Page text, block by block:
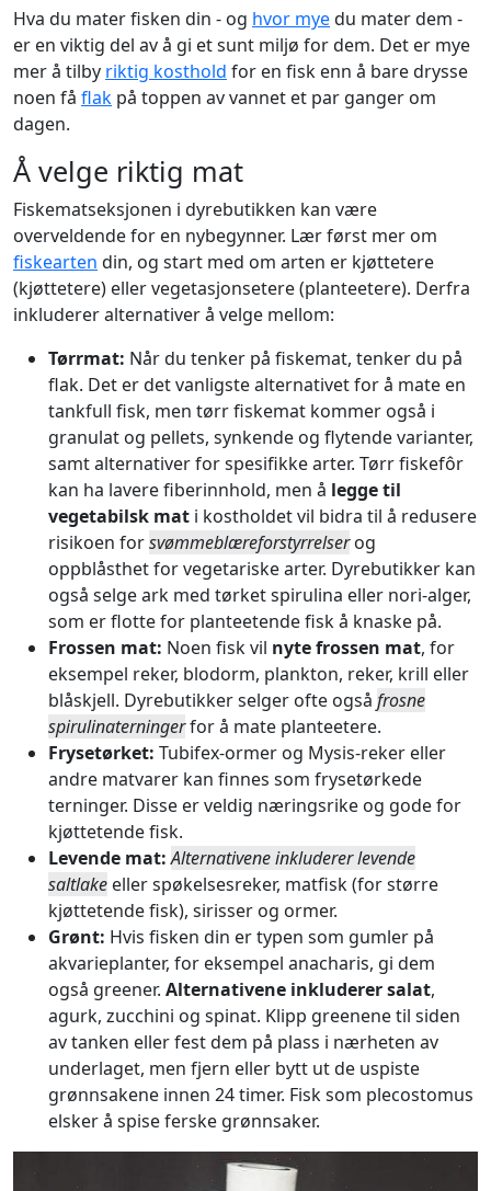
Hva du mater fisken din - og hvor myedu mater dem -
er en viktig del av å gi et sunt miljø for dem. Det er mye
mer å tilby riktig kosthold for en fisk enn å bare drysse
noen få flak på toppen av vannet et par ganger om
dagen.
Å velge riktig mat
Fiskematseksjonen i dyrebutikken kan være
overveldende for en nybegynner. Lær først mer om
fiskearten din, og start med om arten er kjøttetere
(kjøttetere) eller vegetasjonsetere (planteetere). Derfra
inkluderer alternativer å velge mellom:
Tørrmat: Når du tenker på fiskemat, tenker du på
flak. Det er det vanligste alternativet for å mate en
tankfull fisk, men tørr fiskemat kommer også i
granulat og pellets, synkende og flytende varianter,
samt alternativer for spesifikke arter. Tørr fiskefôr
kan ha lavere fiberinnhold, men å legge til
vegetabilsk mat i kostholdet vil bidra til å redusere
risikoen forsvømmeblæreforstyrrelserog
oppblåsthet for vegetariske arter. Dyrebutikker kan
også selge ark med tørket spirulina eller nori-alger,
som er flotte for planteetende fisk å knaske på.
Frossen mat: Noen fisk vil nyte frossen mat, for
eksempel reker, blodorm, plankton, reker, krill eller
blåskjell. Dyrebutikker selger ofte også frosne
spirulinaterningerfor å mate planteetere.
Frysetørket: Tubifex-ormer og Mysis-reker eller
andre matvarer kan finnes som frysetørkede
terninger. Disse er veldig næringsrike og gode for
kjøttetende fisk.
Levende mat: Alternativene inkluderer levende
saltlake eller spøkelsesreker, matfisk (for større
kjøttetende fisk), sirisser og ormer.
Grønt: Hvis fisken din er typen som gumler på
akvarieplanter, for eksempel anacharis, gi dem
også greener. Alternativene inkluderer salat,
agurk, zucchini og spinat. Klipp greenene til siden
av tanken eller fest dem på plass i nærheten av
underlaget, men fjern eller bytt ut de uspiste
grønnsakene innen 24 timer. Fisk som plecostomus
elsker å spise ferske grønnsaker.